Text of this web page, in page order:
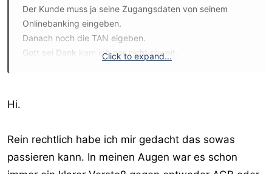
Der Kunde muss ja seine Zugangsdaten von seinem
Onlinebanking eingeben.
Danach noch die TAN eigeben.
Gott sei Dank kam ich gar nicht soweit.
Dort werden denen sogar das Konto gekündigt.
Da sie geben die AGB der Bank verstossen.
Click to expand...
Hi.
Rein rechtlich habe ich mir gedacht das sowas
passieren kann. In meinen Augen war es schon